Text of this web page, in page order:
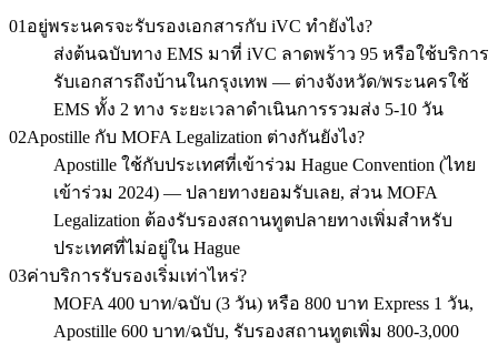
01 อยู่พระนครจะรับรองเอกสารกับ iVC ทำยังไง?
ส่งต้นฉบับทาง EMS มาที่ iVC ลาดพร้าว 95 หรือใช้บริการ
รับเอกสารถึงบ้านในกรุงเทพ — ต่างจังหวัด/พระนครใช้
EMS ทั้ง 2 ทาง ระยะเวลาดำเนินการรวมส่ง 5-10 วัน
02Apostille กับ MOFA Legalization ต่างกันยังไง?
Apostille ใช้กับประเทศที่เข้าร่วม Hague Convention (ไทย
เข้าร่วม 2024) — ปลายทางยอมรับเลย, ส่วน MOFA
Legalization ต้องรับรองสถานทูตปลายทางเพิ่มสำหรับ
ประเทศที่ไม่อยู่ใน Hague
03ค่าบริการรับรองเริ่มเท่าไหร่?
MOFA 400 บาท/ฉบับ (3 วัน) หรือ 800 บาท Express 1 วัน,
Apostille 600 บาท/ฉบับ, รับรองสถานทูตเพิ่ม 800-3,000